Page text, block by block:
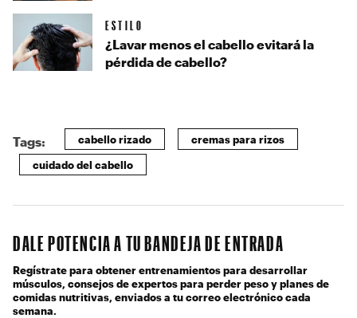
ESTILO
¿Lavar menos el cabello evitará la
pérdida de cabello?
Tags: cabello rizado cremas para rizos
cuidado del cabello
DALE POTENCIA A TU BANDEJA DE ENTRADA
Regístrate para obtener entrenamientos para desarrollar
músculos, consejos de expertos para perder peso y planes de
comidas nutritivas, enviados a tu correo electrónico cada
semana.